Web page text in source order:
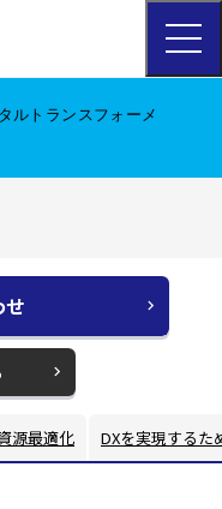
ハ
ン
メ
開
ルトランスフォーメ
せ
ウ
ィ
ン
ド
源最適化 DXを実現するた